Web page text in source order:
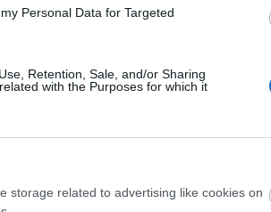
Personal Data for Targeted
Retention, Sale, and/or Sharing
with the Purposes for which it
storage related to advertising like cookies on
és a
Odüsszeusz